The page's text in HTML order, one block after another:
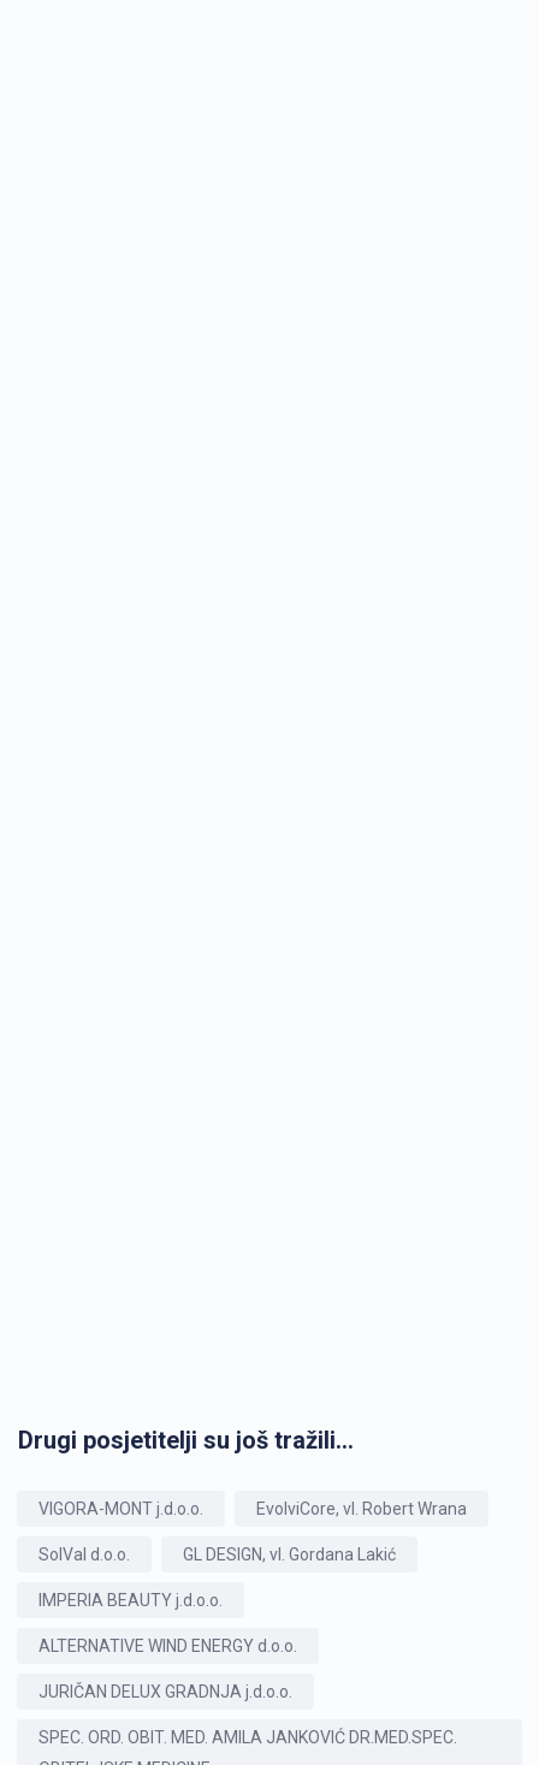
Drugi posjetitelji su još tražili...
VIGORA-MONT j.d.o.o. EvolviCore, vl. Robert Wrana
SolVal d.o.o. GL DESIGN, vl. Gordana Lakić
IMPERIA BEAUTY j.d.o.o.
ALTERNATIVE WIND ENERGY d.o.o.
JURIČAN DELUX GRADNJA j.d.o.o.
SPEC. ORD. OBIT. MED. AMILA JANKOVIĆ DR.MED.SPEC.